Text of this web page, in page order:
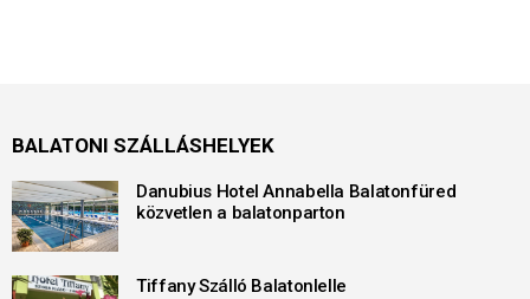
BALATONI SZÁLLÁSHELYEK
Danubius Hotel Annabella Balatonfüred
közvetlen a balatonparton
Tiffany Szálló Balatonlelle